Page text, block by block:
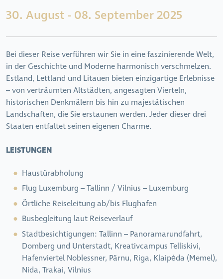
30. August - 08. September 2025
Bei dieser Reise verführen wir Sie in eine faszinierende Welt,
in der Geschichte und Moderne harmonisch verschmelzen.
Estland, Lettland und Litauen bieten einzigartige Erlebnisse
– von verträumten Altstädten, angesagten Vierteln,
historischen Denkmälern bis hin zu majestätischen
Landschaften, die Sie erstaunen werden. Jeder dieser drei
Staaten entfaltet seinen eigenen Charme.
LEISTUNGEN
Haustürabholung
Flug Luxemburg – Tallinn / Vilnius – Luxemburg
Örtliche Reiseleitung ab/bis Flughafen
Busbegleitung laut Reiseverlauf
Stadtbesichtigungen: Tallinn – Panoramarundfahrt,
Domberg und Unterstadt, Kreativcampus Telliskivi,
Hafenviertel Noblessner, Pärnu, Riga, Klaipėda (Memel),
Nida, Trakai, Vilnius